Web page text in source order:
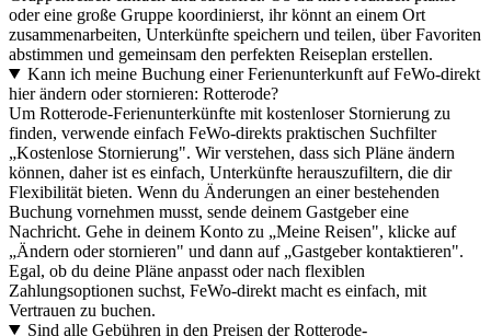
oder eine große Gruppe koordinierst, ihr könnt an einem Ort
zusammenarbeiten, Unterkünfte speichern und teilen, über Favoriten
abstimmen und gemeinsam den perfekten Reiseplan erstellen.
Kann ich meine Buchung einer Ferienunterkunft auf FeWo-direkt
hier ändern oder stornieren: Rotterode?
Um Rotterode-Ferienunterkünfte mit kostenloser Stornierung zu
finden, verwende einfach FeWo-direkts praktischen Suchfilter
„Kostenlose Stornierung". Wir verstehen, dass sich Pläne ändern
können, daher ist es einfach, Unterkünfte herauszufiltern, die dir
Flexibilität bieten. Wenn du Änderungen an einer bestehenden
Buchung vornehmen musst, sende deinem Gastgeber eine
Nachricht. Gehe in deinem Konto zu „Meine Reisen", klicke auf
„Ändern oder stornieren" und dann auf „Gastgeber kontaktieren".
Egal, ob du deine Pläne anpasst oder nach flexiblen
Zahlungsoptionen suchst, FeWo-direkt macht es einfach, mit
Vertrauen zu buchen.
Sind alle Gebühren in den Preisen der Rotterode-